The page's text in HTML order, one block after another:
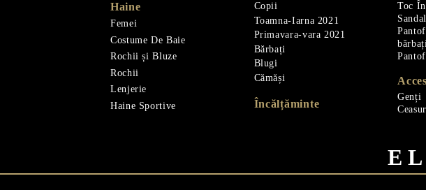
Haine
Femei
Costume De Baie
Rochii și Bluze
Rochii
Lenjerie
Haine Sportive
Copii
Toamna-Iarna 2021
Primavara-vara 2021
Bărbați
Blugi
Cămăși
Încălțăminte
Toc
Genți